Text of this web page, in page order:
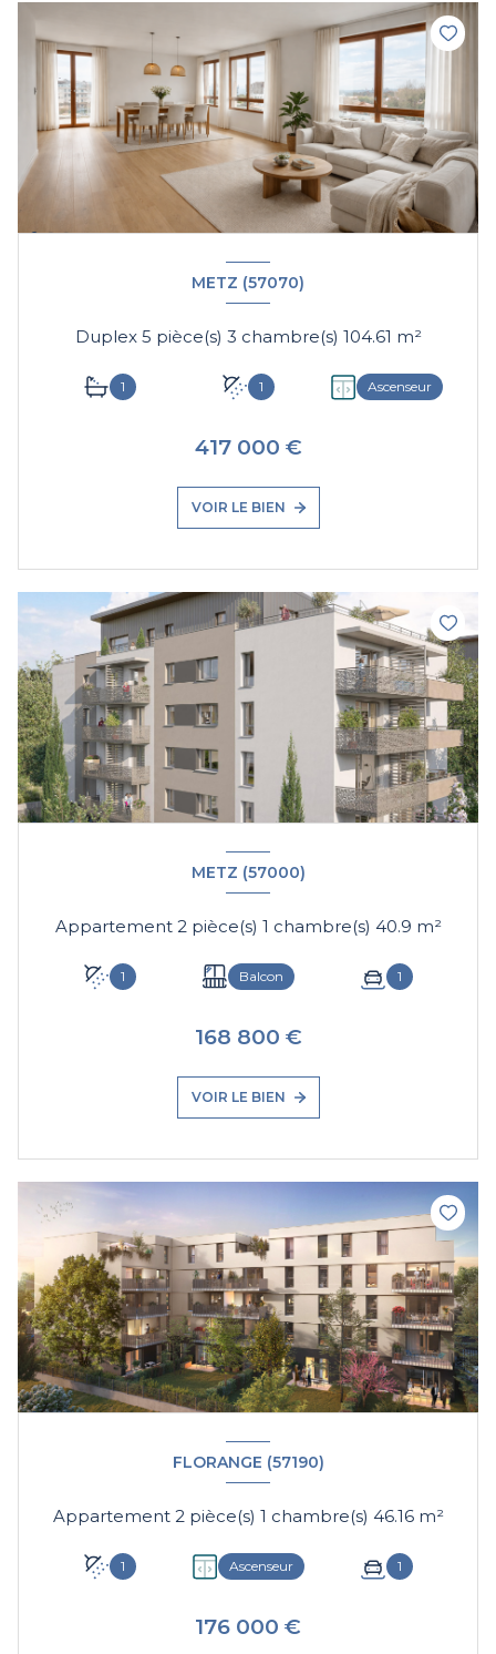
METZ (57070)
Duplex 5 pièce(s) 3 chambre(s) 104.61 m²
1 1 Ascenseur
417 000 €
VOIR LE BIEN
METZ (57000)
Appartement 2 pièce(s) 1 chambre(s) 40.9 m²
1 Balcon 1
168 800 €
VOIR LE BIEN
FLORANGE (57190)
Appartement 2 pièce(s) 1 chambre(s) 46.16 m²
1 Ascenseur 1
176 000 €